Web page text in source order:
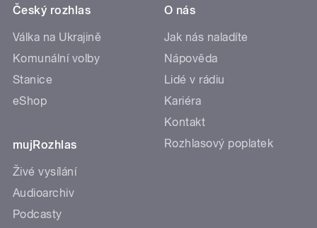
Český rozhlas
Válka na Ukrajině
Komunální volby
Stanice
eShop
mujRozhlas
Živé vysílání
Audioarchiv
Podcasty
O nás
Jak nás naladíte
Nápověda
Lidé v rádiu
Kariéra
Kontakt
Rozhlasový poplatek